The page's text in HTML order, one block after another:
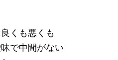
くも悪くも
で中間がない